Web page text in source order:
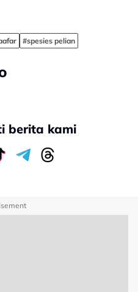
#spesies pelian
berita kami